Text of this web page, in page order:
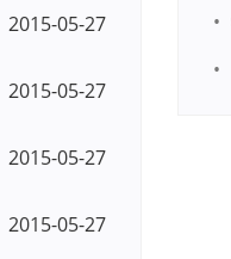
2015-05-27
2015-05-27
2015-05-27
2015-05-27
•
•